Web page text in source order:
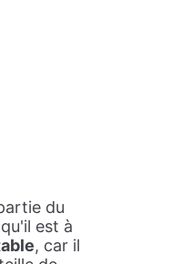
du
est à
, car il